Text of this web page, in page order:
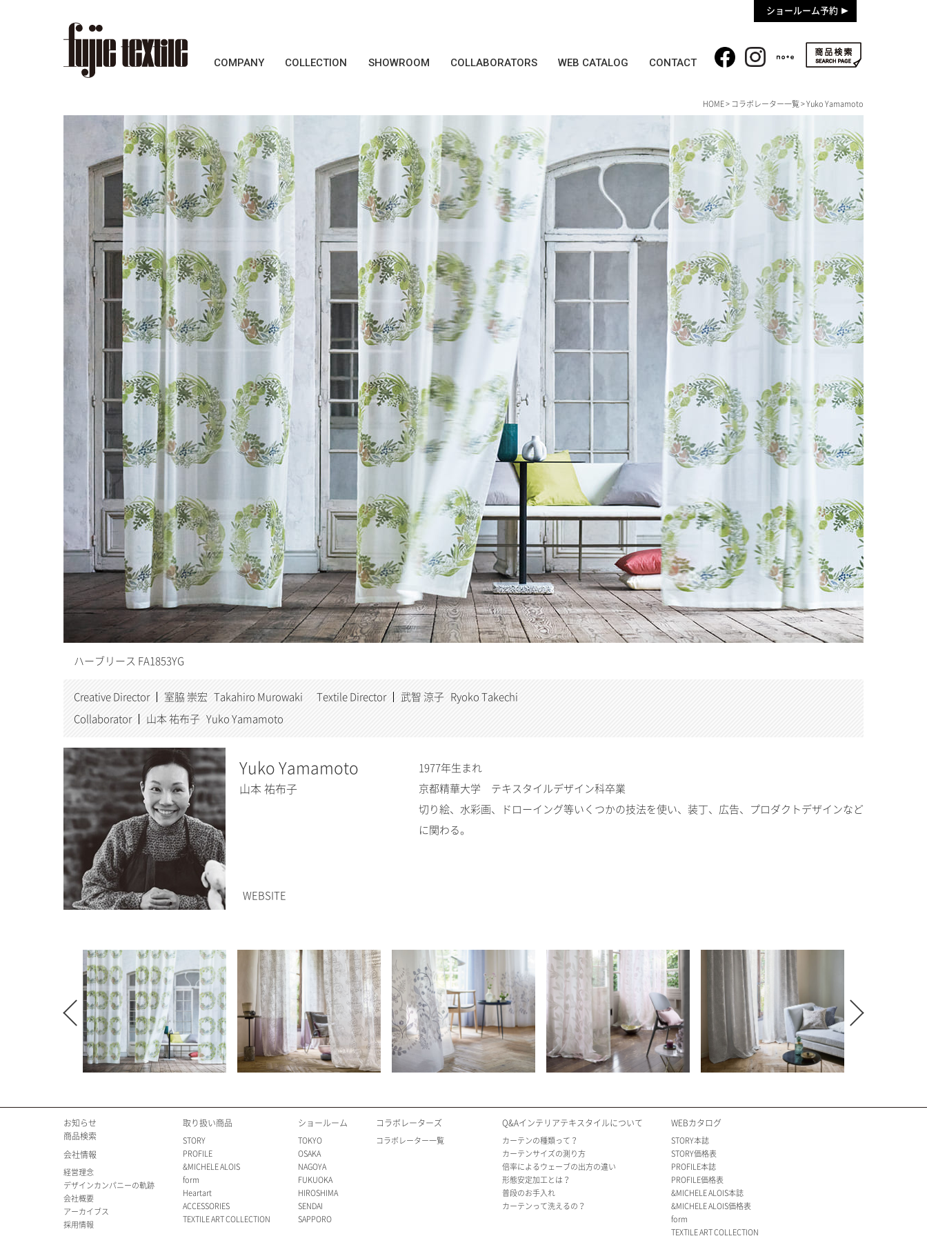
ショールーム予約
COMPANY COLLECTION SHOWROOM COLLABORATORS WEB CATALOG CONTACT
HOME> コラボレーター一覧> Yuko Yamamoto
ハーブリース FA1853YG
Creative Director 室脇 崇宏 Takahiro Murowaki Textile Director 武智 涼子 Ryoko Takechi
Collaborator 山本 祐布子 Yuko Yamamoto
Yuko Yamamoto
山本 祐布子
WEBSITE
1977年生まれ
京都精華大学 テキスタイルデザイン科卒業
切り絵、水彩画、ドローイング等いくつかの技法を使い、装丁、広告、プロダクトデザインなど
に関わる。
Previous Next
お知らせ
商品検索
会社情報
経営理念
デザインカンパニーの軌跡
会社概要
アーカイブス
採用情報
取り扱い商品
STORY
PROFILE
&MICHELE ALOIS
form
Heartart
ACCESSORIES
TEXTILE ART COLLECTION
ショールーム
TOKYO
OSAKA
NAGOYA
FUKUOKA
HIROSHIMA
SENDAI
SAPPORO
コラボレーターズ
コラボレーター一覧
Q&Aインテリアテキスタイルについて
カーテンの種類って？
カーテンサイズの測り方
倍率によるウェーブの出方の違い
形態安定加工とは？
普段のお手入れ
カーテンって洗えるの？
WEBカタログ
STORY本誌
STORY価格表
PROFILE本誌
PROFILE価格表
&MICHELE ALOIS本誌
&MICHELE ALOIS価格表
form
TEXTILE ART COLLECTION